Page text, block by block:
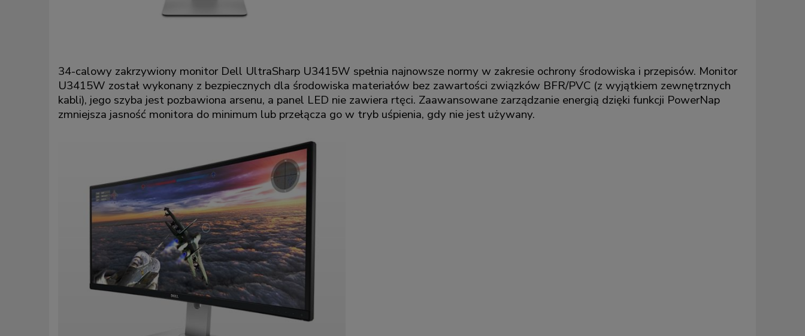
34-calowy zakrzywiony monitor Dell UltraSharp U3415W spełnia najnowsze normy w zakresie ochrony środowiska i przepisów. Monitor
U3415W został wykonany z bezpiecznych dla środowiska materiałów bez zawartości związków BFR/PVC (z wyjątkiem zewnętrznych
kabli), jego szyba jest pozbawiona arsenu, a panel LED nie zawiera rtęci. Zaawansowane zarządzanie energią dzięki funkcji PowerNap
zmniejsza jasność monitora do minimum lub przełącza go w tryb uśpienia, gdy nie jest używany.